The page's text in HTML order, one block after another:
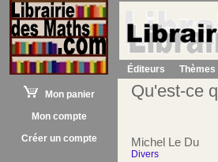
Mon panier
Mon compte
Créer un compte
Éditeurs Thèmes
Qu'est-ce
Michel Le Du
Divers